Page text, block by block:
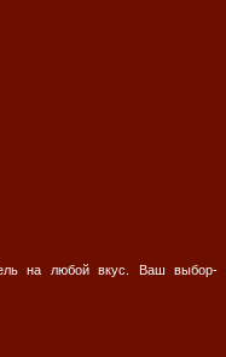
на любой вкус. Ваш выбор-